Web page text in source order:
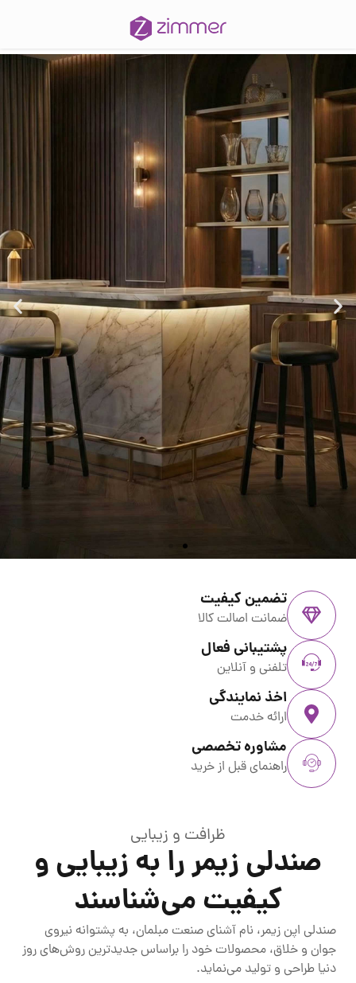
تضمین کیفیت
ضمانت اصالت کالا
پشتیبانی فعال
تلفنی و آنلاین
اخذ نمایندگی
ارائه خدمت
مشاوره تخصصی
راهنمای قبل از خرید
ظرافت و زیبایی
صندلی زیمر را به زیبایی و
کیفیت می‌شناسند
صندلی اپن زیمر، نام آشنای صنعت مبلمان، به پشتوانه نیروی
جوان و خلاق، محصولات خود را براساس جدیدترین روش‌های روز
دنیا طراحی و تولید می‌نماید.